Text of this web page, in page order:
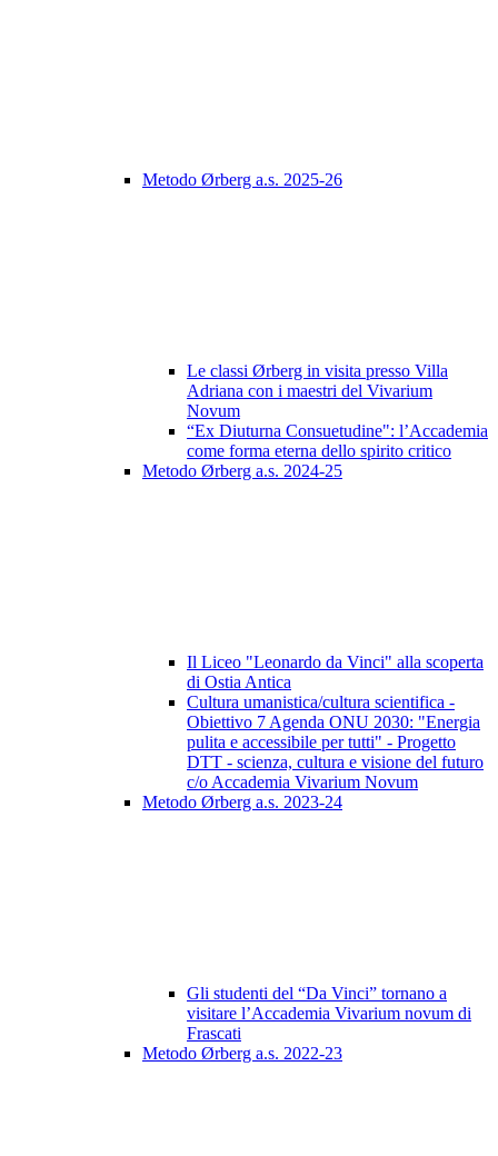
Metodo Ørberg a.s. 2025-26
Le classi Ørberg in visita presso Villa
Adriana con i maestri del Vivarium
Novum
“Ex Diuturna Consuetudine": l’Accademia
come forma eterna dello spirito critico
Metodo Ørberg a.s. 2024-25
Il Liceo "Leonardo da Vinci" alla scoperta
di Ostia Antica
Cultura umanistica/cultura scientifica -
Obiettivo 7 Agenda ONU 2030: "Energia
pulita e accessibile per tutti" - Progetto
DTT - scienza, cultura e visione del futuro
c/o Accademia Vivarium Novum
Metodo Ørberg a.s. 2023-24
Gli studenti del “Da Vinci” tornano a
visitare l’Accademia Vivarium novum di
Frascati
Metodo Ørberg a.s. 2022-23